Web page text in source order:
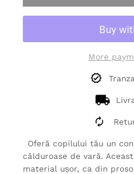
More
Oferă copilului tău un
călduroase de vară.
material ușor, ca din